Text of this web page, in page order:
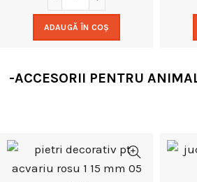
ADAUGĂ ÎN COȘ
-ACCESORII PENTRU